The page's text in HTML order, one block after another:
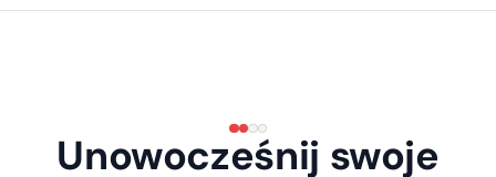
Unowocześnij swoje